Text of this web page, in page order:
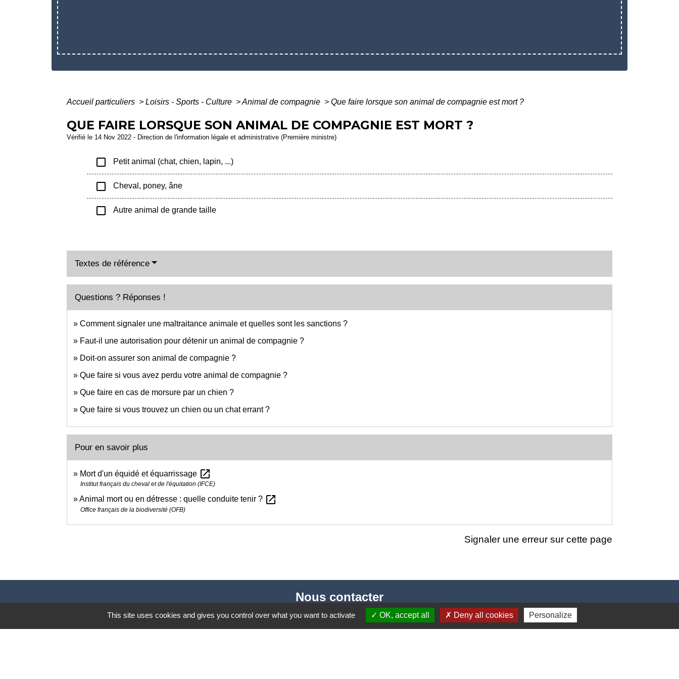
Accueil particuliers > Loisirs - Sports - Culture >Animal de compagnie > Que faire lorsque son animal de compagnie est mort ?
QUE FAIRE LORSQUE SON ANIMAL DE COMPAGNIE EST MORT ?
Vérifié le 14 Nov 2022 - Direction de l'information légale et administrative (Première ministre)
check_box_outline_blank Petit animal (chat, chien, lapin, ...)
check_box_outline_blank Cheval, poney, âne
check_box_outline_blank Autre animal de grande taille
Textes de référence
Questions ? Réponses !
Comment signaler une maltraitance animale et quelles sont les sanctions ?
Faut-il une autorisation pour détenir un animal de compagnie ?
Doit-on assurer son animal de compagnie ?
Que faire si vous avez perdu votre animal de compagnie ?
Que faire en cas de morsure par un chien ?
Que faire si vous trouvez un chien ou un chat errant ?
Pour en savoir plus
Mort d'un équidé et équarrissage open_in_new
Institut français du cheval et de l'équitation (IFCE)
Animal mort ou en détresse : quelle conduite tenir ? open_in_new
Office français de la biodiversité (OFB)
Signaler une erreur sur cette page
Nous contacter
Commune de Puylaurens
1 rue de la Mairie
This site uses cookies and gives you control over what you want to activate OK, accept all Deny all cookies Personalize